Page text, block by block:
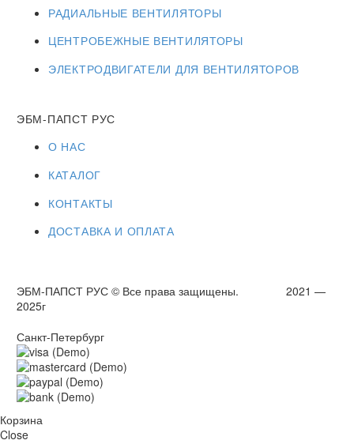
РАДИАЛЬНЫЕ ВЕНТИЛЯТОРЫ
ЦЕНТРОБЕЖНЫЕ ВЕНТИЛЯТОРЫ
ЭЛЕКТРОДВИГАТЕЛИ ДЛЯ ВЕНТИЛЯТОРОВ
ЭБМ-ПАПСТ РУС
О НАС
КАТАЛОГ
КОНТАКТЫ
ДОСТАВКА И ОПЛАТА
ЭБМ-ПАПСТ РУС © Все права защищены. 2021 —
2025г
Санкт-Петербург
Корзина
Close